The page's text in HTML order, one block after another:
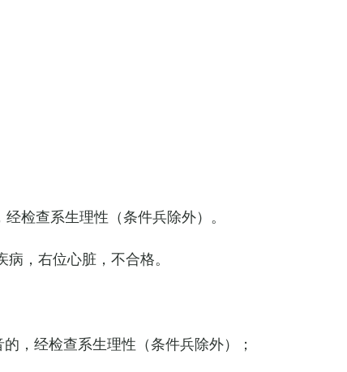
检查系生理性（条件兵除外）。
，右位心脏，不合格。
，经检查系生理性（条件兵除外）；